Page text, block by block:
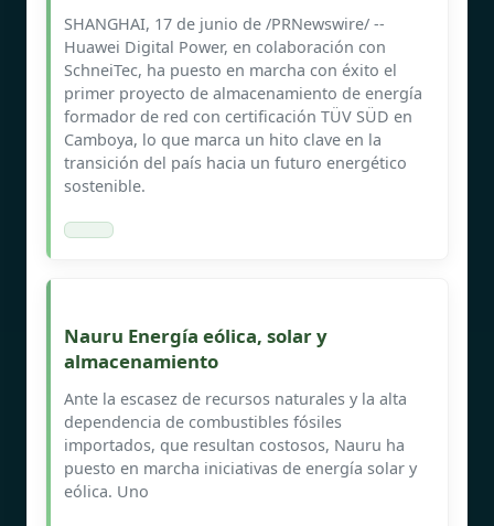
SHANGHAI, 17 de junio de /PRNewswire/ --
Huawei Digital Power, en colaboración con
SchneiTec, ha puesto en marcha con éxito el
primer proyecto de almacenamiento de energía
formador de red con certificación TÜV SÜD en
Camboya, lo que marca un hito clave en la
transición del país hacia un futuro energético
sostenible.
Nauru Energía eólica, solar y
almacenamiento
Ante la escasez de recursos naturales y la alta
dependencia de combustibles fósiles
importados, que resultan costosos, Nauru ha
puesto en marcha iniciativas de energía solar y
eólica. Uno